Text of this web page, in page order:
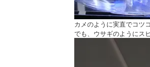
カメのように実直でコツ
でも、ウサギのようにス